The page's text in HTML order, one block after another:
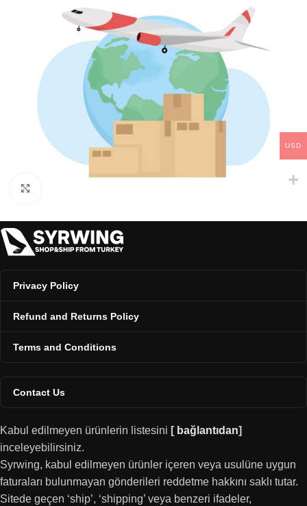
Privacy Policy
Refund and Returns Policy
Terms and Conditions
Contact Us
Kabul edilmeyen ürünlerin listesini [ bağlantıdan]
inceleyebilirsiniz.
Syrwing, kabul edilmeyen ürünler içeren veya usulüne uygun
faturaları bulunmayan gönderileri reddetme hakkını saklı tutar.
Sitede geçen ‘ship’, ‘shipping’ veya benzeri ifadeler,
USD